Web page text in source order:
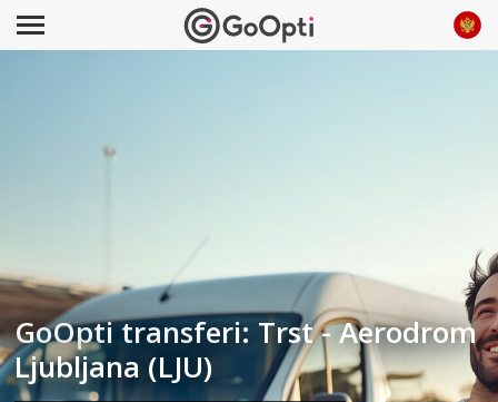
GoOpti transferi: Trst - Aerodrom
Ljubljana (LJU)